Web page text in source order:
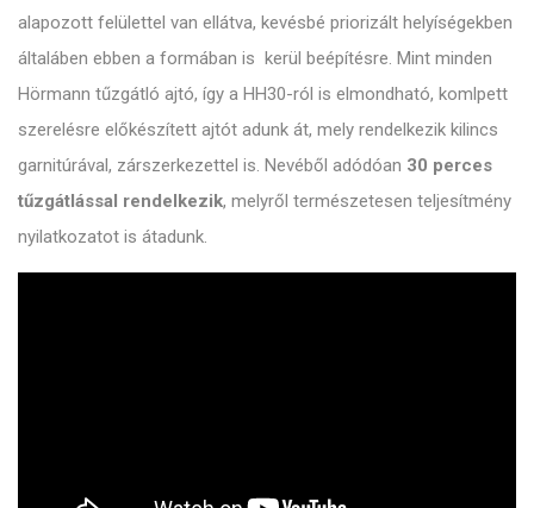
alapozott felülettel van ellátva, kevésbé priorizált helyíségekben
általáben ebben a formában is kerül beépítésre. Mint minden
Hörmann tűzgátló ajtó, így a HH30-ról is elmondható, komlpett
szerelésre előkészített ajtót adunk át, mely rendelkezik kilincs
garnitúrával, zárszerkezettel is. Nevéből adódóan 30 perces
tűzgátlással rendelkezik, melyről természetesen teljesítmény
nyilatkozatot is átadunk.